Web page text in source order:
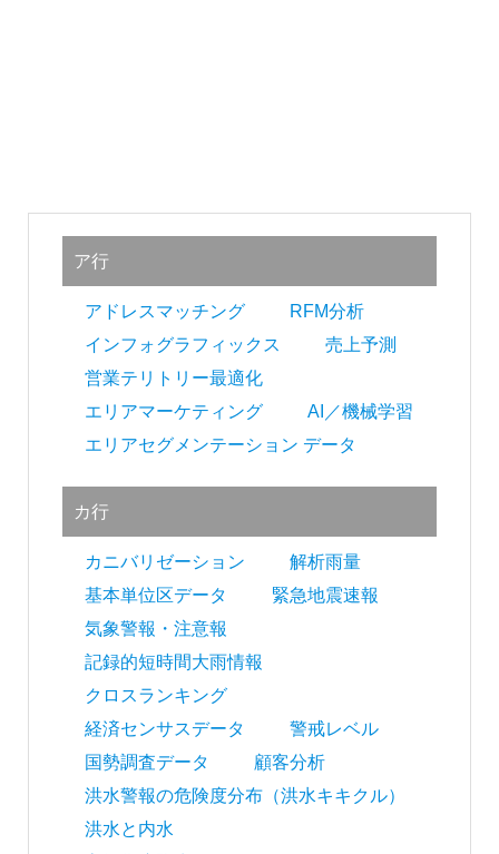
ア行
アドレスマッチング
RFM分析
インフォグラフィックス
売上予測
営業テリトリー最適化
エリアマーケティング
AI／機械学習
エリアセグメンテーション データ
カ行
カニバリゼーション
解析雨量
基本単位区データ
緊急地震速報
気象警報・注意報
記録的短時間大雨情報
クロスランキング
経済センサスデータ
警戒レベル
国勢調査データ
顧客分析
洪水警報の危険度分布（洪水キキクル）
洪水と内水